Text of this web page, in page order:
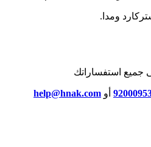
ومدا.
جميع استفساراتك
أو help@hnak.com